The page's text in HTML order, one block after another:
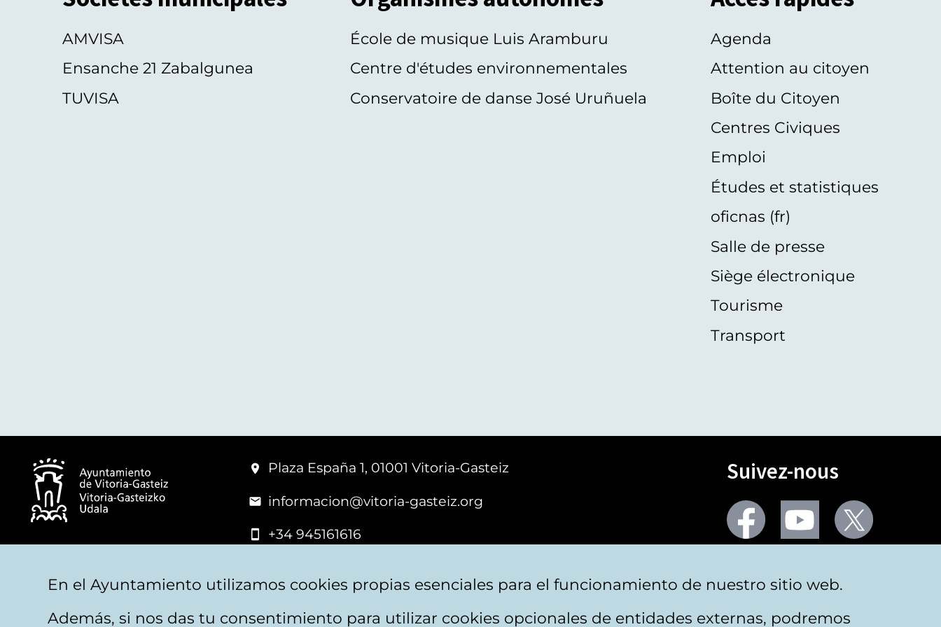
AMVISA
Ensanche 21 Zabalgunea
TUVISA
École de musique Luis Aramburu
Centre d'études environnementales
Conservatoire de danse José Uruñuela
Agenda
Attention au citoyen
Boîte du Citoyen
Centres Civiques
Emploi
Études et statistiques
oficnas (fr)
Salle de presse
Siège électronique
Tourisme
Transport
Plaza España 1, 01001 Vitoria-Gasteiz
informacion@vitoria-gasteiz.org
+34 945161616
Suivez-nous
Facebook Youtube
En el Ayuntamiento utilizamos cookies propias esenciales para el funcionamiento de nuestro sitio web.
Además, si nos das tu consentimiento para utilizar cookies opcionales de entidades externas, podremos